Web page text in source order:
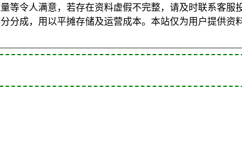
令人满意，若存在资料虚假不完整，请及时联系客服
分成，用以平摊存储及运营成本。本站仅为用户提供